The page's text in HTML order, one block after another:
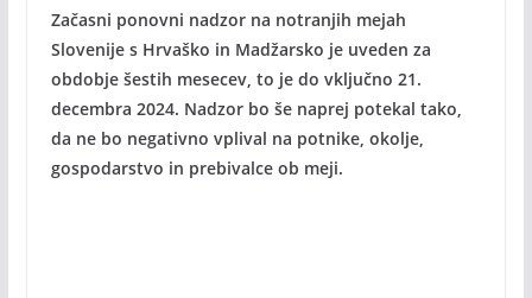
Začasni ponovni nadzor na notranjih mejah
Slovenije s Hrvaško in Madžarsko je uveden za
obdobje šestih mesecev, to je do vključno 21.
decembra 2024. Nadzor bo še naprej potekal tako,
da ne bo negativno vplival na potnike, okolje,
gospodarstvo in prebivalce ob meji.